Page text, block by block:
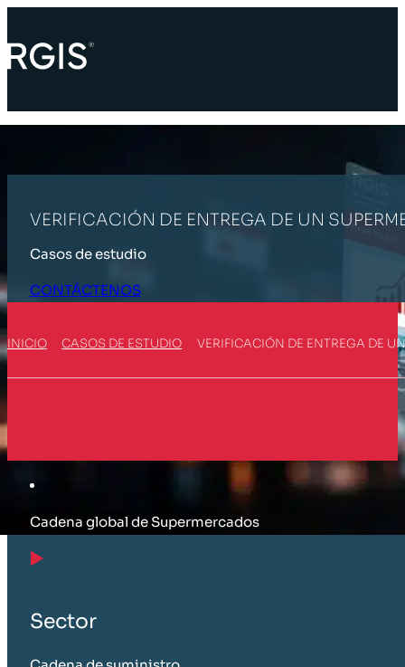
VERIFICACIÓN DE ENTREGA DE UN
Casos de estudio
CONTÁCTENOS
INICIO CASOS DE ESTUDIO VERIFICACIÓN DE ENTREGA DE
Cadena global de Supermercados
Sector